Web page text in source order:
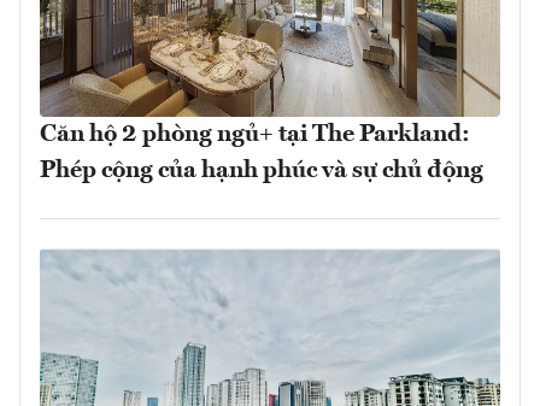
Căn hộ 2 phòng ngủ+ tại The Parkland:
Phép cộng của hạnh phúc và sự chủ động